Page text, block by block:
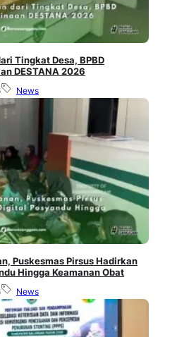
Tingkat Desa, BPBD
DESTANA 2026
News
Puskesmas Pirsus Hadirkan
Hingga Keamanan Obat
News